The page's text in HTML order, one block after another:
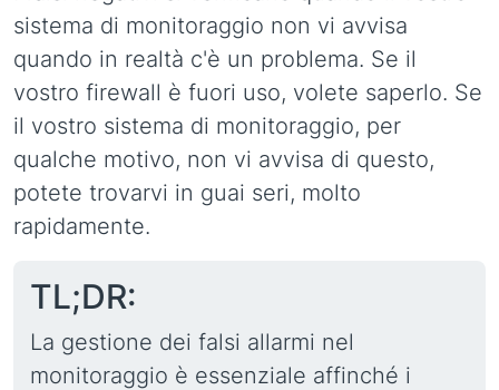
sistema di monitoraggio non vi avvisa
quando in realtà c'è un problema. Se il
vostro firewall è fuori uso, volete saperlo. Se
il vostro sistema di monitoraggio, per
qualche motivo, non vi avvisa di questo,
potete trovarvi in guai seri, molto
rapidamente.
TL;DR:
La gestione dei falsi allarmi nel
monitoraggio è essenziale affinché i